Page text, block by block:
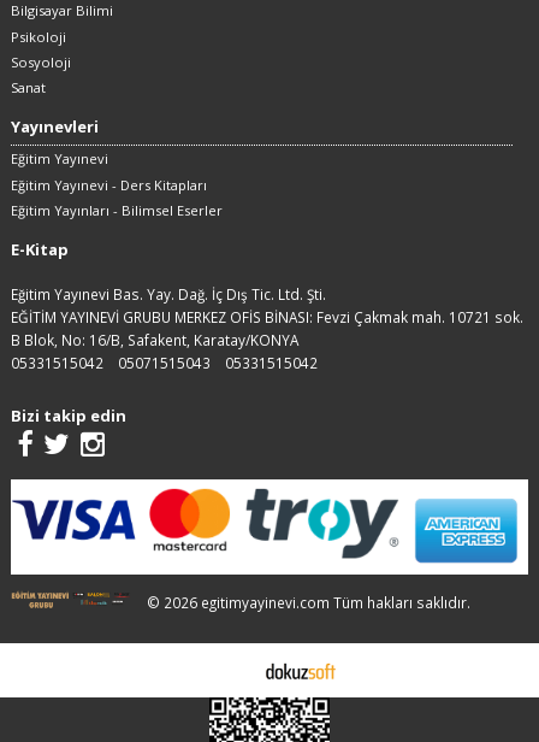
Bilgisayar Bilimi
Psikoloji
Sosyoloji
Sanat
Yayınevleri
Eğitim Yayınevi
Eğitim Yayınevi - Ders Kitapları
Eğitim Yayınları - Bilimsel Eserler
E-Kitap
Eğitim Yayınevi Bas. Yay. Dağ. İç Dış Tic. Ltd. Şti.
EĞİTİM YAYINEVİ GRUBU MERKEZ OFİS BİNASI: Fevzi Çakmak mah. 10721 sok.
B Blok, No: 16/B, Safakent, Karatay/KONYA
05331515042
05071515043 05331515042
Bizi takip edin
© 2026 egitimyayinevi.com Tüm hakları saklıdır.